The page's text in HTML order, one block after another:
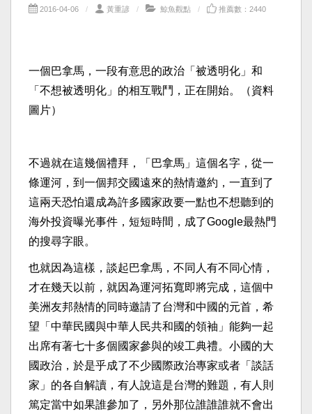
2016-04-06 黃重諺 鯨魚觀點 推薦數：2440
一個巴拿馬，一段有意思的政治「被透明化」和
「不想被透明化」的相互戰鬥，正在開始。（資料
圖片）
不過就在這幾個禮拜，「巴拿馬」這個名字，從一
條運河，到一個邦交國遠來的熱情邀約，一直到了
這兩天恐怕還成為許多國家政要一點也不想聽到的
海外投資曝光事件，短短時間，成了Google最熱門
的搜尋字眼。
也就因為這樣，談起巴拿馬，不同人有不同心情，
才在幾天以前，就因為運河拓寬即將完成，這個中
美洲友邦熱情的同時邀請了台灣和中國的元首，希
望「中華民國與中華人民共和國的領袖」能夠一起
出席有著七十多個國家參與的竣工典禮。小國的大
國政治，於是乎成了不少國際政治專家或者「談話
家」的各自解讀，有人說這是台灣的難題，有人則
篤定當中如果誰參加了，另外那位誰誰誰就不會出